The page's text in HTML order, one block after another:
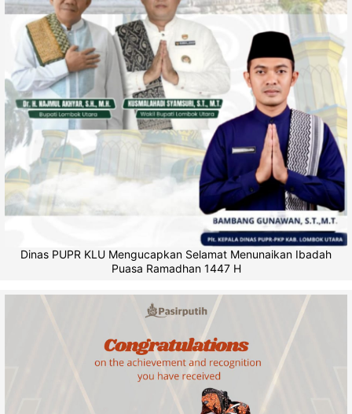
Dinas PUPR KLU Mengucapkan Selamat Menunaikan Ibadah
Puasa Ramadhan 1447 H